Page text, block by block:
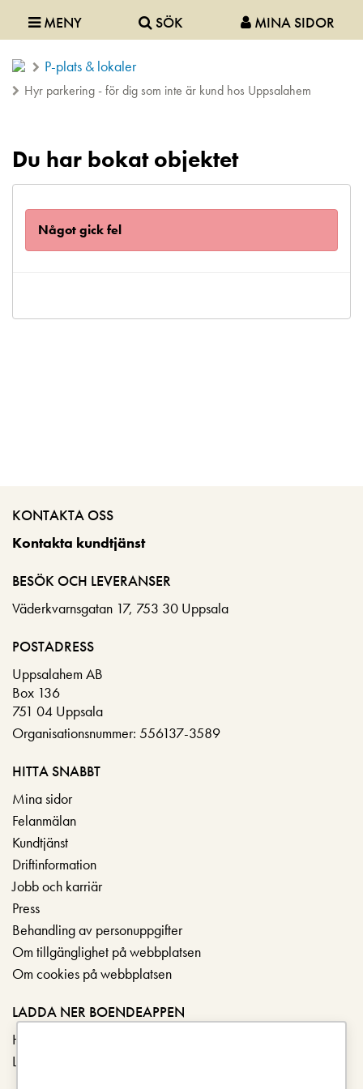
MENY SÖK MINA SIDOR
P-plats & lokaler
Hyr parkering - för dig som inte är kund hos Uppsalahem
Du har bokat objektet
Något gick fel
KONTAKTA OSS
Kontakta kundtjänst
BESÖK OCH LEVERANSER
Väderkvarnsgatan 17, 753 30 Uppsala
POSTADRESS
Uppsalahem AB
Box 136
751 04 Uppsala
Organisationsnummer: 556137-3589
HITTA SNABBT
Mina sidor
Felanmälan
Kundtjänst
Driftinformation
Jobb och karriär
Press
Behandling av personuppgifter
Om tillgänglighet på webbplatsen
Om cookies på webbplatsen
LADDA NER BOENDEAPPEN
Hämta i App Store
Ladda ner på Google Play